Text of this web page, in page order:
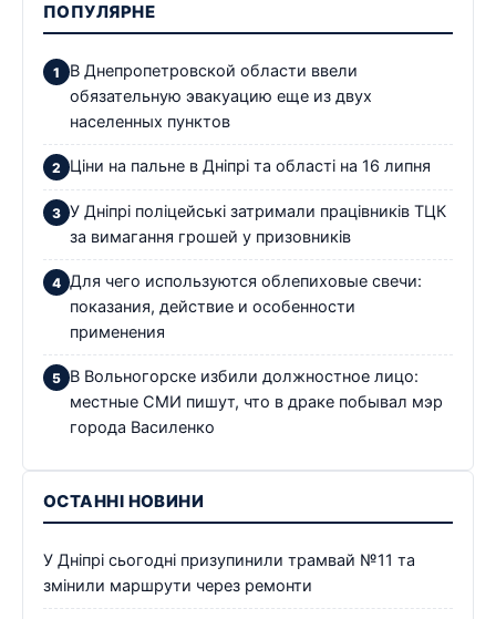
ПОПУЛЯРНЕ
В Днепропетровской области ввели
обязательную эвакуацию еще из двух
населенных пунктов
Ціни на пальне в Дніпрі та області на 16 липня
У Дніпрі поліцейські затримали працівників ТЦК
за вимагання грошей у призовників
Для чего используются облепиховые свечи:
показания, действие и особенности
применения
В Вольногорске избили должностное лицо:
местные СМИ пишут, что в драке побывал мэр
города Василенко
ОСТАННІ НОВИНИ
У Дніпрі сьогодні призупинили трамвай №11 та
змінили маршрути через ремонти